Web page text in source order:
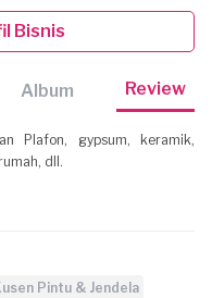
Bisnis
Album Review
Plafon, gypsum, keramik,
dll.
Pintu & Jendela